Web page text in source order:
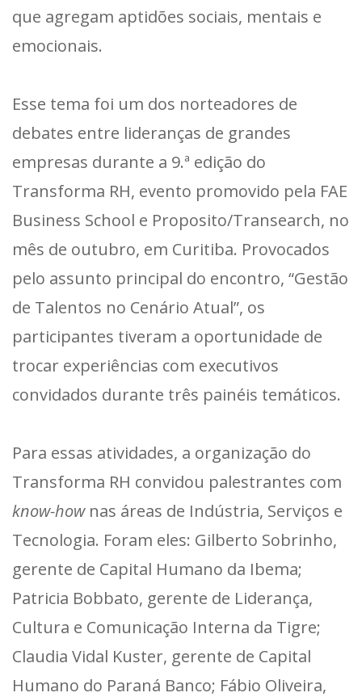
que agregam aptidões sociais, mentais e
emocionais.
Esse tema foi um dos norteadores de
debates entre lideranças de grandes
empresas durante a 9.ª edição do
Transforma RH, evento promovido pela FAE
Business School e Proposito/Transearch, no
mês de outubro, em Curitiba. Provocados
pelo assunto principal do encontro, “Gestão
de Talentos no Cenário Atual”, os
participantes tiveram a oportunidade de
trocar experiências com executivos
convidados durante três painéis temáticos.
Para essas atividades, a organização do
Transforma RH convidou palestrantes com
know-hownas áreas de Indústria, Serviços e
Tecnologia. Foram eles: Gilberto Sobrinho,
gerente de Capital Humano da Ibema;
Patricia Bobbato, gerente de Liderança,
Cultura e Comunicação Interna da Tigre;
Claudia Vidal Kuster, gerente de Capital
Humano do Paraná Banco; Fábio Oliveira,